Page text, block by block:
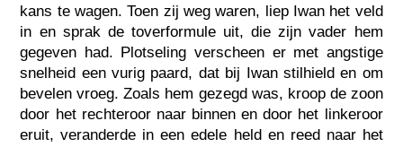
kans te wagen. Toen zij weg waren, liep Iwan het veld
in en sprak de toverformule uit, die zijn vader hem
gegeven had. Plotseling verscheen er met angstige
snelheid een vurig paard, dat bij Iwan stilhield en om
bevelen vroeg. Zoals hem gezegd was, kroop de zoon
door het rechteroor naar binnen en door het linkeroor
eruit, veranderde in een edele held en reed naar het